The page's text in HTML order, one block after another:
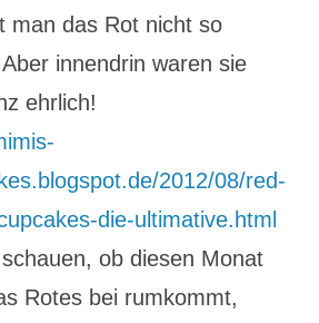
man das Rot nicht so
innendrin waren sie
ehrlich!
2012/08/red-
die-ultimative.html
ob diesen Monat
Rotes bei rumkommt,